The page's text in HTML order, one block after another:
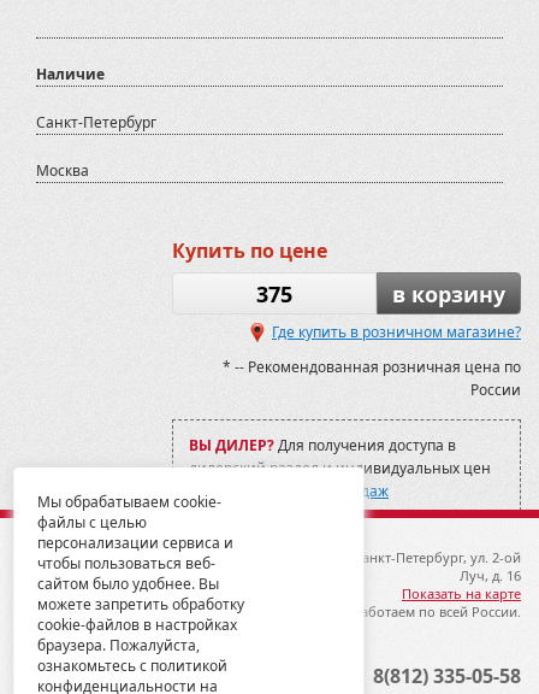
Наличие
Санкт-Петербург
Москва
Купить по цене
375 в корзину
Где купить в розничном магазине?
* -- Рекомендованная розничная цена по
России
ВЫ ДИЛЕР?Для получения доступа в
дилерский раздел и индивидуальных цен
обратитесь в
Отдел Продаж
© 2012-2026 ГК Металлопродукция
192019, Санкт-Петербург, ул. 2-ой
Луч, д. 16
Показать на карте
Мы работаем по всей России.
8(812) 335-05-58
Мы обрабатываем cookie-
файлы с целью
персонализации сервиса и
чтобы пользоваться веб-
сайтом было удобнее. Вы
можете запретить обработку
cookie-файлов в настройках
браузера. Пожалуйста,
ознакомьтесь с политикой
конфиденциальности на